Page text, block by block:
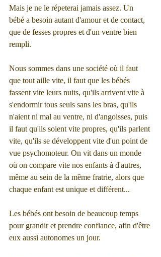
Mais je ne le répeterai jamais assez. Un
bébé a besoin autant d'amour et de contact,
que de fesses propres et d'un ventre bien
rempli.
Nous sommes dans une société où il faut
que tout aille vite, il faut que les bébés
fassent vite leurs nuits, qu'ils arrivent vite à
s'endormir tous seuls sans les bras, qu'ils
n'aient ni mal au ventre, ni d'angoisses, puis
il faut qu'ils soient vite propres, qu'ils parlent
vite, qu'ils se développent vite d'un point de
vue psychomoteur. On vit dans un monde
où on compare vite nos enfants à d'autres,
même au sein de la même fratrie, alors que
chaque enfant est unique et différent...
Les bébés ont besoin de beaucoup temps
pour grandir et prendre confiance, afin d'être
eux aussi autonomes un jour.